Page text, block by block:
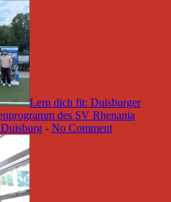
Lern dich fit: Duisburger
des SV Rhenania
- No Comment